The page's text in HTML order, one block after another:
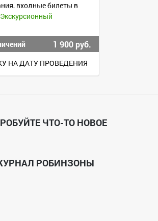
входные билеты в
...
1 900 руб.
НА ДАТУ ПРОВЕДЕНИЯ
ЧТО-ТО НОВОЕ
РОБИНЗОНЫ